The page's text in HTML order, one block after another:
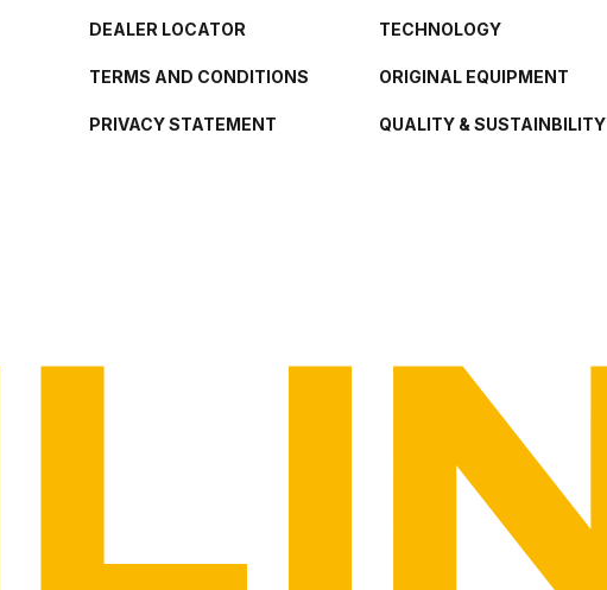
DEALER LOCATOR
TERMS AND CONDITIONS
PRIVACY STATEMENT
TECHNOLOGY
ORIGINAL EQUIPMENT
QUALITY & SUSTAINBILITY